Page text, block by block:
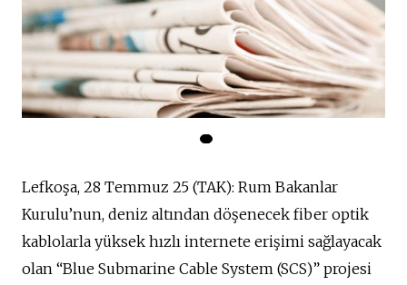
Lefkoşa, 28 Temmuz 25 (TAK): Rum Bakanlar
Kurulu’nun, deniz altından döşenecek fiber optik
kablolarla yüksek hızlı internete erişimi sağlayacak
olan “Blue Submarine Cable System (SCS)” projesi